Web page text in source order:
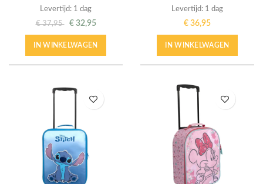
Levertijd: 1 dag
€37,95 € 32,95
IN WINKELWAGEN
Levertijd: 1 dag
€ 36,95
IN WINKELWAGEN